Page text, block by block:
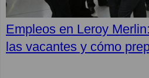
Empleos en Leroy
las vacantes y cómo